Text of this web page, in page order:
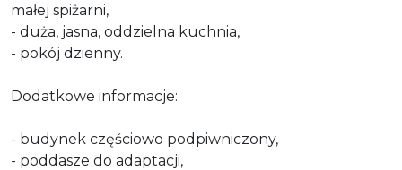
małej spiżarni,
- duża, jasna, oddzielna kuchnia,
- pokój dzienny.
Dodatkowe informacje:
- budynek częściowo podpiwniczony,
- poddasze do adaptacji,